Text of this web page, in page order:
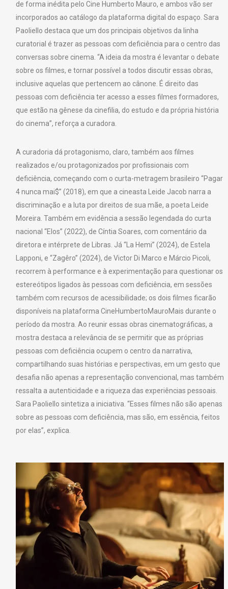
de forma inédita pelo Cine Humberto Mauro, e ambos vão ser
incorporados ao catálogo da plataforma digital do espaço. Sara
Paoliello destaca que um dos principais objetivos da linha
curatorial é trazer as pessoas com deficiência para o centro das
conversas sobre cinema. “A ideia da mostra é levantar o debate
sobre os filmes, e tornar possível a todos discutir essas obras,
inclusive aquelas que pertencem ao cânone. É direito das
pessoas com deficiência ter acesso a esses filmes formadores,
que estão na gênese da cinefilia, do estudo e da própria história
do cinema”, reforça a curadora.
A curadoria dá protagonismo, claro, também aos filmes
realizados e/ou protagonizados por profissionais com
deficiência, começando com o curta-metragem brasileiro “Pagar
4 nunca mai$” (2018), em que a cineasta Leide Jacob narra a
discriminação e a luta por direitos de sua mãe, a poeta Leide
Moreira. Também em evidência a sessão legendada do curta
nacional “Elos” (2022), de Cíntia Soares, com comentário da
diretora e intérprete de Libras. Já “La Hemi” (2024), de Estela
Lapponi, e “Zagêro” (2024), de Victor Di Marco e Márcio Picoli,
recorrem à performance e à experimentação para questionar os
estereótipos ligados às pessoas com deficiência, em sessões
também com recursos de acessibilidade; os dois filmes ficarão
disponíveis na plataforma CineHumbertoMauroMais durante o
período da mostra. Ao reunir essas obras cinematográficas, a
mostra destaca a relevância de se permitir que as próprias
pessoas com deficiência ocupem o centro da narrativa,
compartilhando suas histórias e perspectivas, em um gesto que
desafia não apenas a representação convencional, mas também
ressalta a autenticidade e a riqueza das experiências pessoais.
Sara Paoliello sintetiza a iniciativa. “Esses filmes não são apenas
sobre as pessoas com deficiência, mas são, em essência, feitos
por elas”, explica.